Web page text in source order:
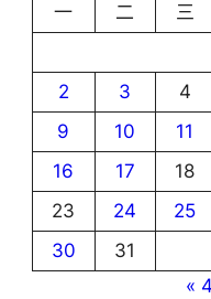
一
二 三
2
3 4
9
10 11
16
17 18
23
24 25
30
31
«